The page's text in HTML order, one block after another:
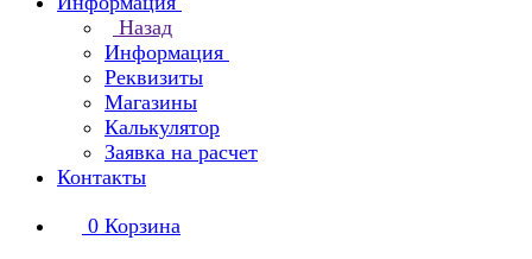
Назад
Информация
Реквизиты
Магазины
Калькулятор
Заявка на расчет
Контакты
0 Корзина